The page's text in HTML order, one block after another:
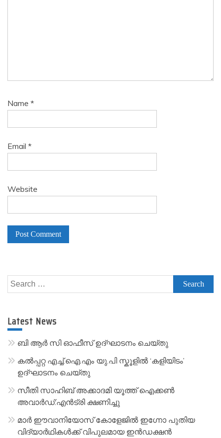
Name *
Email *
Website
l
n
a
e
Search
for:
Latest News
ബി ആർ സി ഓഫീസ് ഉദ്ഘാടനം ചെയ്തു
കൽപ്പറ്റ എച്ച്.ഐ.എം യു.പി സ്കൂ‌ളിൽ ‘കളിയിടം’
ഉദ്ഘാടനം ചെയ്തു
സീതി സാഹിബ് അക്കാദമി യൂത്ത് ഐക്കൺ
അവാർഡ്:എൻട്രി ക്ഷണിച്ചു
മാർ ഈവാനിയോസ് കോളേജിൽ ഇഗ്നോ പുതിയ
വിദ്യാർഥികൾക്ക് വിപുലമായ ഇൻഡക്ഷൻ